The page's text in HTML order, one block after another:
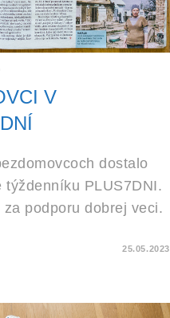
V
dostalo
PLUS7DNI.
podporu dobrej veci.
25.05.2023